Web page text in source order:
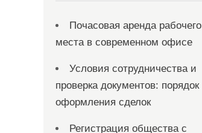
Почасовая аренда рабочего
места в современном офисе
Условия сотрудничества и
проверка документов: порядок
оформления сделок
Регистрация общества с